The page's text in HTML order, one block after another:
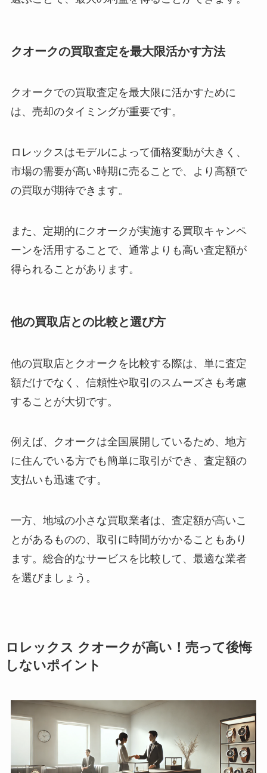
クオークの買取査定を最大限活かす方法
クオークでの買取査定を最大限に活かすために
は、売却のタイミングが重要です。
ロレックスはモデルによって価格変動が大きく、
市場の需要が高い時期に売ることで、より高額で
の買取が期待できます。
また、定期的にクオークが実施する買取キャンペ
ーンを活用することで、通常よりも高い査定額が
得られることがあります。
他の買取店との比較と選び方
他の買取店とクオークを比較する際は、単に査定
額だけでなく、信頼性や取引のスムーズさも考慮
することが大切です。
例えば、クオークは全国展開しているため、地方
に住んでいる方でも簡単に取引ができ、査定額の
支払いも迅速です。
一方、地域の小さな買取業者は、査定額が高いこ
とがあるものの、取引に時間がかかることもあり
ます。総合的なサービスを比較して、最適な業者
を選びましょう。
ロレックス クオークが高い！売って後悔
しないポイント